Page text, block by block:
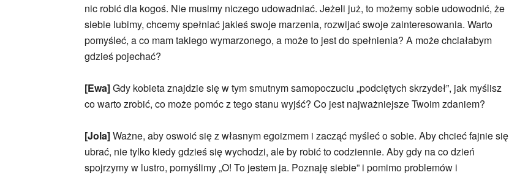
nic robić dla kogoś. Nie musimy niczego udowadniać. Jeżeli już, to możemy sobie udowodnić, że
siebie lubimy, chcemy spełniać jakieś swoje marzenia, rozwijać swoje zainteresowania. Warto
pomyśleć, a co mam takiego wymarzonego, a może to jest do spełnienia? A może chciałabym
gdzieś pojechać?
[Ewa]Gdy kobieta znajdzie się w tym smutnym samopoczuciu „podciętych skrzydeł”, jak myślisz
co warto zrobić, co może pomóc z tego stanu wyjść? Co jest najważniejsze Twoim zdaniem?
[Jola]Ważne, aby oswoić się z własnym egoizmem i zacząć myśleć o sobie. Aby chcieć fajnie się
ubrać, nie tylko kiedy gdzieś się wychodzi, ale by robić to codziennie. Aby gdy na co dzień
spojrzymy w lustro, pomyślimy „O! To jestem ja. Poznaję siebie” i pomimo problemów i